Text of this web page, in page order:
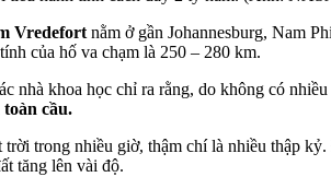
Vredefortnằm ở gần Johannesburg, Nam
của hố va chạm là 250 – 280 km.
nhà khoa học chỉ ra rằng, do không có
cầu.
trong nhiều giờ, thậm chí là nhiều thập
tăng lên vài độ.